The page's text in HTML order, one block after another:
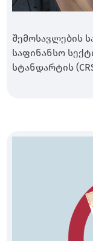
შემოსავლების
საფინანსო
სტანდარტის